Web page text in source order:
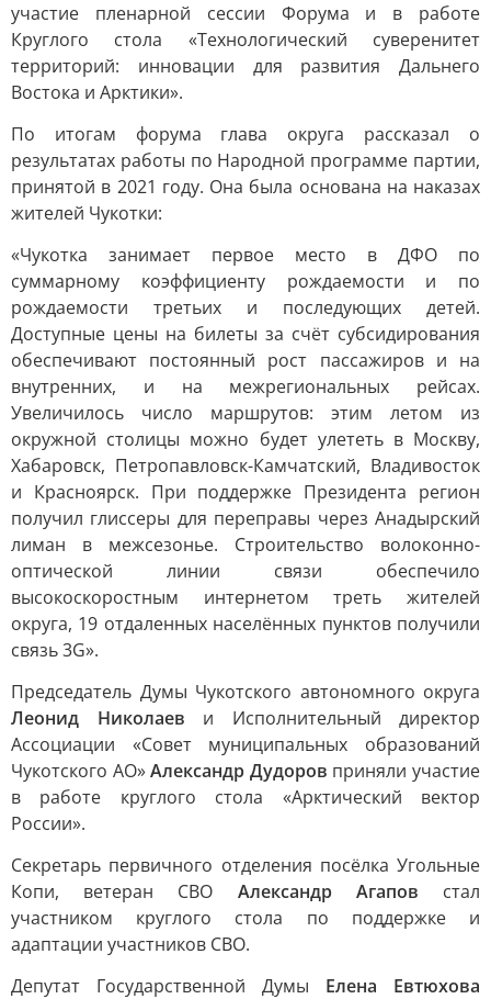
участие пленарной сессии Форума и в работе
Круглого стола «Технологический суверенитет
территорий: инновации для развития Дальнего
Востока и Арктики».
По итогам форума глава округа рассказал о
результатах работы по Народной программе партии,
принятой в 2021 году. Она была основана на наказах
жителей Чукотки:
«Чукотка занимает первое место в ДФО по
суммарному коэффициенту рождаемости и по
рождаемости третьих и последующих детей.
Доступные цены на билеты за счёт субсидирования
обеспечивают постоянный рост пассажиров и на
внутренних, и на межрегиональных рейсах.
Увеличилось число маршрутов: этим летом из
окружной столицы можно будет улететь в Москву,
Хабаровск, Петропавловск-Камчатский, Владивосток
и Красноярск. При поддержке Президента регион
получил глиссеры для переправы через Анадырский
лиман в межсезонье. Строительство волоконно-
оптической линии связи обеспечило
высокоскоростным интернетом треть жителей
округа, 19 отдаленных населённых пунктов получили
связь 3G».
Председатель Думы Чукотского автономного округа
Леонид Николаев и Исполнительный директор
Ассоциации «Совет муниципальных образований
Чукотского АО»Александр Дудоров приняли участие
в работе круглого стола «Арктический вектор
России».
Секретарь первичного отделения посёлка Угольные
Копи, ветеран СВО Александр Агапов стал
участником круглого стола по поддержке и
адаптации участников СВО.
Депутат Государственной Думы Елена Евтюхова